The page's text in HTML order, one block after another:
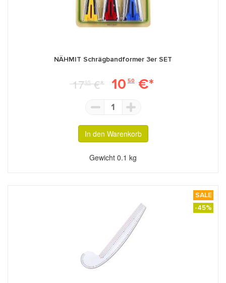
NÄHMIT Schrägbandformer 3er SET
1795€* 10 50 €*
1
In den Warenkorb
Gewicht 0.1 kg
SALE
-45%